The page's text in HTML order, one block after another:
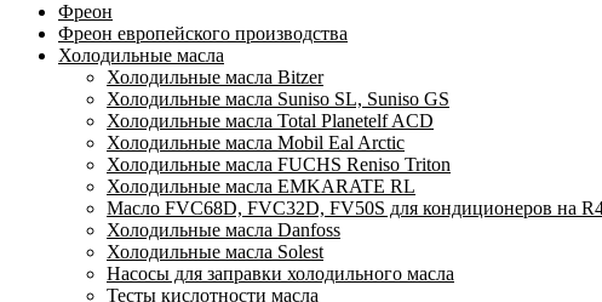
Фреон
Фреон европейского производства
Холодильные масла
Холодильные масла Bitzer
Холодильные масла Suniso SL, Suniso GS
Холодильные масла Total Planetelf ACD
Холодильные масла Mobil Eal Arctic
Холодильные масла FUCHS Reniso Triton
Холодильные масла EMKARATE RL
Масло FVC68D, FVC32D, FV50S для кондиционеров на
Холодильные масла Danfoss
Холодильные масла Solest
Насосы для заправки холодильного масла
Тесты кислотности масла